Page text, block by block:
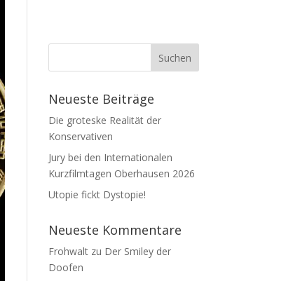
Neueste Beiträge
Die groteske Realität der
Konservativen
Jury bei den Internationalen
Kurzfilmtagen Oberhausen 2026
Utopie fickt Dystopie!
Neueste Kommentare
Frohwaltzu Der Smiley der
Doofen